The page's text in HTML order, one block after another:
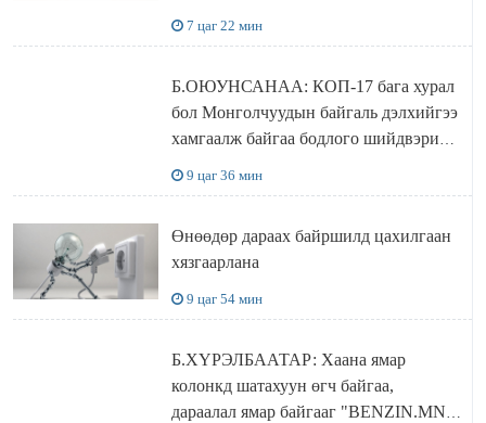
7 цаг 22 мин
Б.ОЮУНСАНАА: КОП-17 бага хурал
бол Монголчуудын байгаль дэлхийгээ
хамгаалж байгаа бодлого шийдвэрийг
9 цаг 36 мин
Өнөөдөр дараах байршилд цахилгаан
хязгаарлана
9 цаг 54 мин
Б.ХҮРЭЛБААТАР: Хаана ямар
колонкд шатахуун өгч байгаа,
дараалал ямар байгааг "BENZIN.MN”